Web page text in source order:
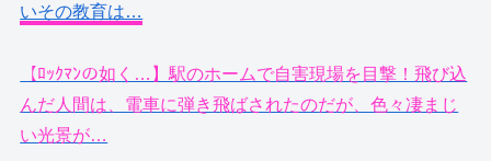
いその教育は…
【ﾛｯｸﾏﾝの如く…】駅のホームで自害現場を目撃！飛び込
んだ人間は、電車に弾き飛ばされたのだが、色々凄まじ
い光景が…